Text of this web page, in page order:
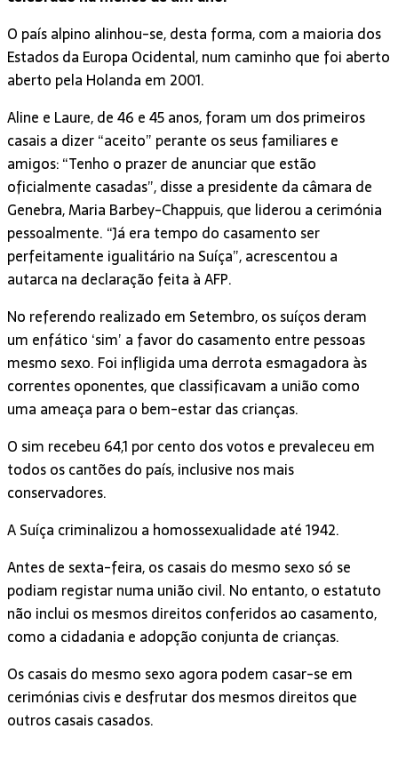
O país alpino alinhou-se, desta forma, com a maioria dos
Estados da Europa Ocidental, num caminho que foi aberto
aberto pela Holanda em 2001.
Aline e Laure, de 46 e 45 anos, foram um dos primeiros
casais a dizer “aceito” perante os seus familiares e
amigos: “Tenho o prazer de anunciar que estão
oficialmente casadas”, disse a presidente da câmara de
Genebra, Maria Barbey-Chappuis, que liderou a cerimónia
pessoalmente. “Já era tempo do casamento ser
perfeitamente igualitário na Suíça”, acrescentou a
autarca na declaração feita à AFP.
No referendo realizado em Setembro, os suíços deram
um enfático ‘sim’ a favor do casamento entre pessoas
mesmo sexo. Foi infligida uma derrota esmagadora às
correntes oponentes, que classificavam a união como
uma ameaça para o bem-estar das crianças.
O sim recebeu 64,1 por cento dos votos e prevaleceu em
todos os cantões do país, inclusive nos mais
conservadores.
A Suíça criminalizou a homossexualidade até 1942.
Antes de sexta-feira, os casais do mesmo sexo só se
podiam registar numa união civil. No entanto, o estatuto
não inclui os mesmos direitos conferidos ao casamento,
como a cidadania e adopção conjunta de crianças.
Os casais do mesmo sexo agora podem casar-se em
cerimónias civis e desfrutar dos mesmos direitos que
outros casais casados.